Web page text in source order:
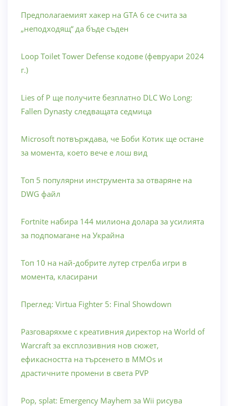
Предполагаемият хакер на GTA 6 се счита за
„неподходящ“ да бъде съден
Loop Toilet Tower Defense кодове (февруари 2024
г.)
Lies of P ще получите безплатно DLC Wo Long:
Fallen Dynasty следващата седмица
Microsoft потвърждава, че Боби Котик ще остане
за момента, което вече е лош вид
Топ 5 популярни инструмента за отваряне на
DWG файл
Fortnite набира 144 милиона долара за усилията
за подпомагане на Украйна
Топ 10 на най-добрите лутер стрелба игри в
момента, класирани
Преглед: Virtua Fighter 5: Final Showdown
Разговаряхме с креативния директор на World of
Warcraft за експлозивния нов сюжет,
ефикасността на търсенето в MMOs и
драстичните промени в света PVP
Pop, splat: Emergency Mayhem за Wii рисува